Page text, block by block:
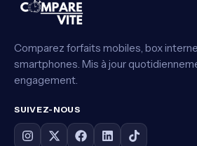
Comparez forfaits mobiles, box
smartphones. Mis à jour
engagement.
SUIVEZ-NOUS